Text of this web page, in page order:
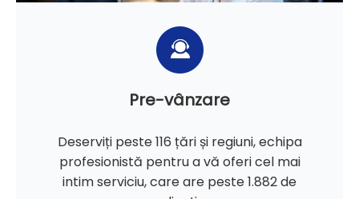
Pre-vânzare
Deserviți peste 116 țări și regiuni, echipa
profesionistă pentru a vă oferi cel mai
intim serviciu, care are peste 1.882 de